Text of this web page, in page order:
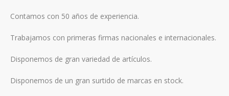
Contamos con 50 años de experiencia.
Trabajamos con primeras firmas nacionales e internacionales.
Disponemos de gran variedad de artículos.
Disponemos de un gran surtido de marcas en stock.